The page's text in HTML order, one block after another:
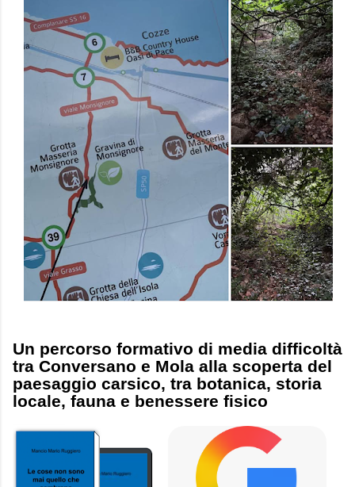
Un percorso formativo di media difficoltà
tra Conversano e Mola alla scoperta del
paesaggio carsico, tra botanica, storia
locale, fauna e benessere fisico